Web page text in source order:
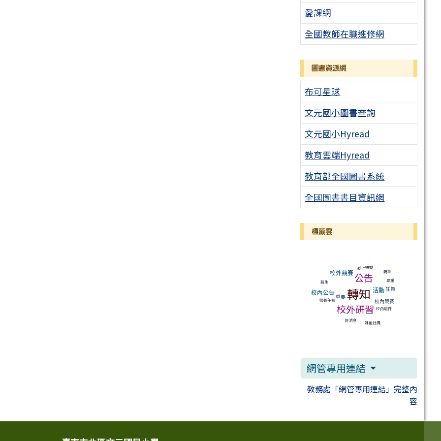
愛課網
全國教師在職進修網
圖書資源網
布可星球
文元國小圖書查詢
文元國小Hyread
教育雲端Hyread
教育部全國圖書系統
全國圖書書目資訊網
標籤雲
校外競賽 公告
必上研習
簡章
校內公告
新生
重要 轉知 活動 狂賀
畢業
營養午餐
校外研習
校內競賽
校內收件
好消息 課後社團
網管專用連結
教務處「網管專用連結」完整內
容